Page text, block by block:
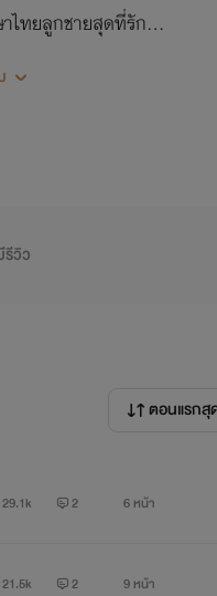
าไทยลูกชายสุดที่รัก...
ให้ปะป๊าและครูนิรักกัน
วามแตกต่างนำมาซึ่งความ
รีวิว
ตอนแรกสุ
29.1k 2 6 หน้า
21.5k 2 9 หน้า